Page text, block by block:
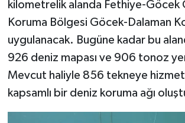
kilometrelik alanda Fethiye-Göcek
Koruma Bölgesi Göcek-Dalaman
uygulanacak. Bugüne kadar bu
926 deniz mapası ve 906 tonoz
Mevcut haliyle 856 tekneye
kapsamlı bir deniz koruma ağı